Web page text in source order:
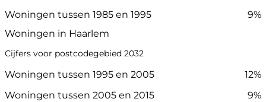
Woningen tussen 1985 en 1995
9%
Woningen in Haarlem
Cijfers voor postcodegebied 2032
Woningen tussen 1995 en 2005
12%
Woningen tussen 2005 en 2015
9%